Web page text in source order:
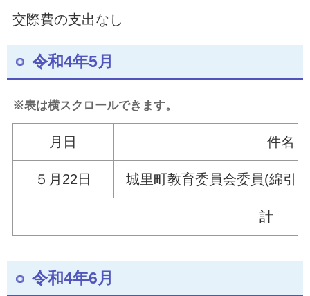
交際費の支出なし
令和4年5月
※表は横スクロールできます。
月日 件名
５月22日 城里町教育委員会委員(綿引
計
令和4年6月